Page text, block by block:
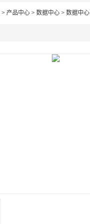
>产品中心 >数据中心 >数据中